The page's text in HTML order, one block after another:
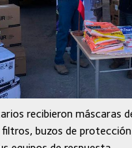
recibieron máscaras
buzos de